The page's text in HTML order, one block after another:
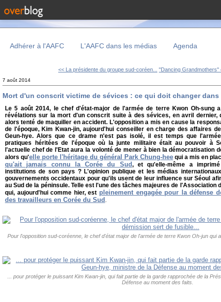
Adhérer à l'AAFC L'AAFC dans les médias Agenda
<< La présidente du groupe sud-coréen... "Dancing Grandmothers"
7 août 2014
Mort d'un conscrit victime de sévices : ce qui doit changer dans
Le 5 août 2014, le chef d'état-major de l'armée de terre Kwon Oh-sung
révélations sur la mort d'un conscrit suite à des sévices, en avril dernier,
alors tenté de maquiller en accident. L'opposition a mis en cause la
de l'époque, Kim Kwan-jin, aujourd'hui conseiller en charge des affaires
Geun-hye. Alors que ce drame n'est pas isolé, il est temps que
pratiques héritées de l'époque où la junte militaire était au pouvoir à
l'actuelle chef de l'Etat aura la volonté de mener à bien la démocratisation
alors qu'elle porte l'héritage du général Park Chung-hee qui a mis en
qu'ait jamais connu la Corée du Sud, et qu'elle-même a
institutions de son pays ? L'opinion publique et les médias
gouvernements occidentaux pour qu'ils usent de leur influence sur Séoul
au Sud de la péninsule. Telle est l'une des tâches majeures de l'Association
qui, aujourd'hui comme hier, est pleinement engagée pour la défense
des travailleurs en Corée du Sud .
Pour l'opposition sud-coréenne, le chef d'état major de l'armée de terre Kwon Oh-jun qui
... pour protéger le puissant Kim Kwan-jin, qui fait partie de la garde rapprochée de la
Défense au moment des faits.